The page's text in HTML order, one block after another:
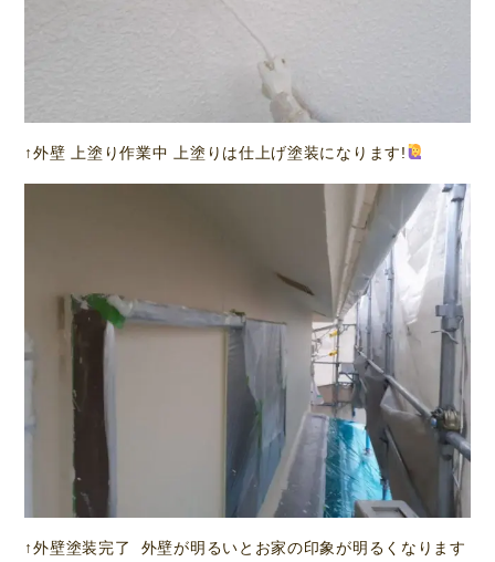
↑外壁 上塗り作業中 上塗りは仕上げ塗装になります!
↑外壁塗装完了 外壁が明るいとお家の印象が明るくなります